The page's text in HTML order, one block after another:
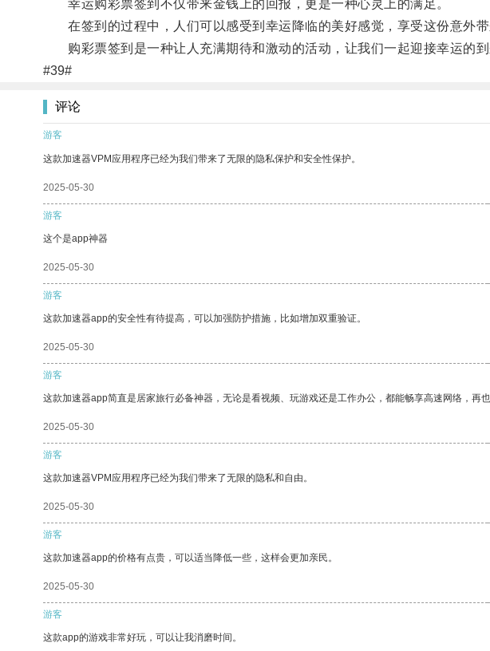
幸运购彩票签到不仅带来金钱上的回报，更是一种心灵上的满足。
在签到的过程中，人们可以感受到幸运降临的美好感觉，享受这份意外带
购彩票签到是一种让人充满期待和激动的活动，让我们一起迎接幸运的到
#39#
评论
游客
这款加速器VPM应用程序已经为我们带来了无限的隐私保护和安全性保护。
2025-05-30
游客
这个是app神器
2025-05-30
游客
这款加速器app的安全性有待提高，可以加强防护措施，比如增加双重验证。
2025-05-30
游客
这款加速器app简直是居家旅行必备神器，无论是看视频、玩游戏还是工作办公，都能畅享高速网络，再也
2025-05-30
游客
这款加速器VPM应用程序已经为我们带来了无限的隐私和自由。
2025-05-30
游客
这款加速器app的价格有点贵，可以适当降低一些，这样会更加亲民。
2025-05-30
游客
这款app的游戏非常好玩，可以让我消磨时间。